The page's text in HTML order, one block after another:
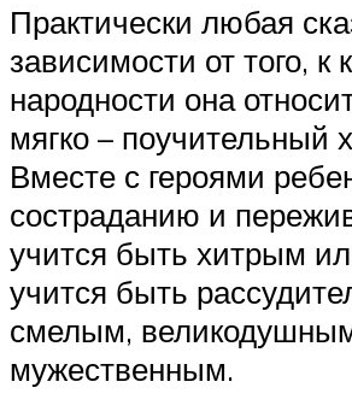
Практически любая
зависимости от того, к
народности она
мягко – поучительный
Вместе с героями
состраданию и
учится быть хитрым
учится быть
смелым,
мужественным.